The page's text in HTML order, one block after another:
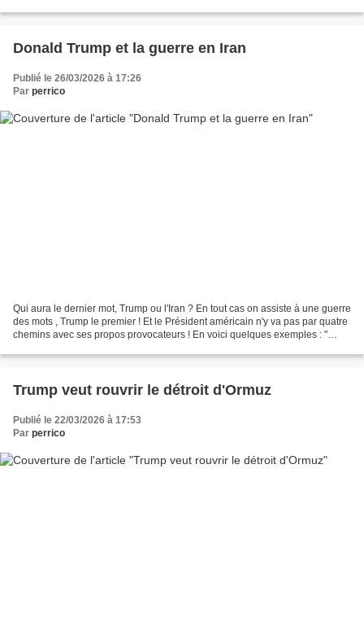
Donald Trump et la guerre en Iran
Publié le 26/03/2026 à 17:26
Par perrico
Qui aura le dernier mot, Trump ou l'Iran ? En tout cas on assiste à une guerre
des mots , Trump le premier ! Et le Président américain n'y va pas par quatre
chemins avec ses propos provocateurs ! En voici quelques exemples : "
Trump veut rouvrir le détroit d'Ormuz
Publié le 22/03/2026 à 17:53
Par perrico